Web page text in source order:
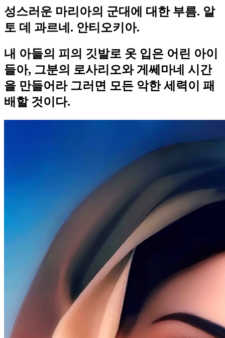
성스러운 마리아의 군대에 대한 부름. 알
토 데 과르네. 안티오키아.
내 아들의 피의 깃발로 옷 입은 어린 아이
들아, 그분의 로사리오와 게쎄마네 시간
을 만들어라 그러면 모든 악한 세력이 패
배할 것이다.